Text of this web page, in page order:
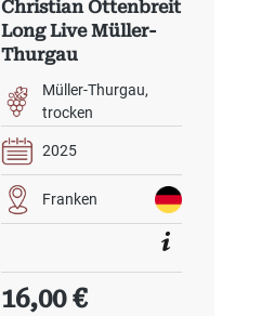
Christian Ottenbreit
Long Live Müller-
Thurgau
Müller-Thurgau
trocken
2025
Franken
Regulärer Preis:
16,00 €